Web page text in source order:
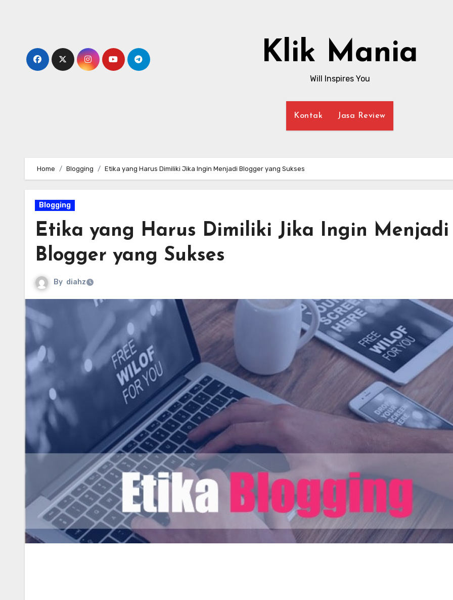
Klik Mania
Will Inspires You
Kontak Jasa Review
Home Blogging Etika yang Harus Dimiliki Jika Ingin Menjadi Blogger yang Sukses
Blogging
Etika yang Harus Dimiliki Jika Ingin Menjadi
Blogger yang Sukses
By diahz